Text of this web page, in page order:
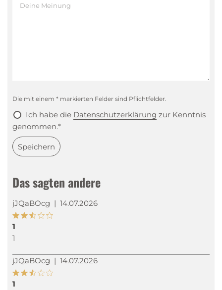
Das sagten andere
jJQaBOcg | 14.07.2026
1
1
jJQaBOcg | 14.07.2026
1
Die mit einem * markierten Felder sind Pflichtfelder.
Ich habe die Datenschutzerklärung zur Kenntnis
genommen.*
Speichern